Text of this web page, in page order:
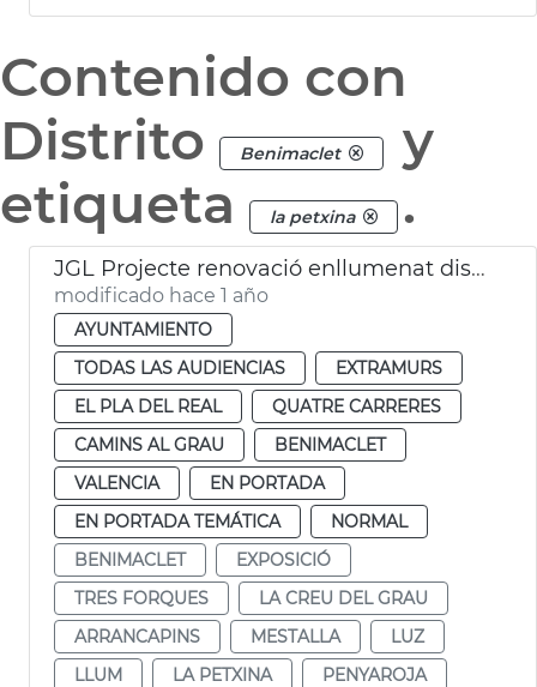
Contenido con
Distrito
Benimaclet
y
etiqueta
la petxina .
JGL Projecte renovació enllumenat districtes València
modificado hace 1 año
AYUNTAMIENTO
TODAS LAS AUDIENCIAS
EXTRAMURS
EL PLA DEL REAL
QUATRE CARRERES
CAMINS AL GRAU
BENIMACLET
VALENCIA
EN PORTADA
EN PORTADA TEMÁTICA
NORMAL
BENIMACLET
EXPOSICIÓ
TRES FORQUES
LA CREU DEL GRAU
ARRANCAPINS
MESTALLA
LUZ
LLUM
LA PETXINA
PENYAROJA